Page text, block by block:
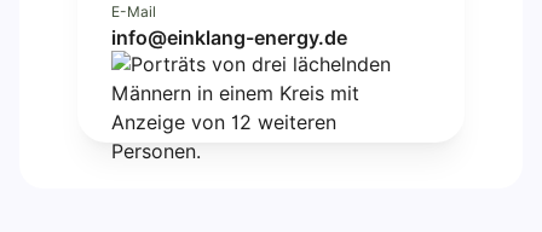
E-Mail
info@einklang-energy.de